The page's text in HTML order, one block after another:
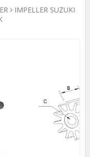
IMPELLER SUZUKI